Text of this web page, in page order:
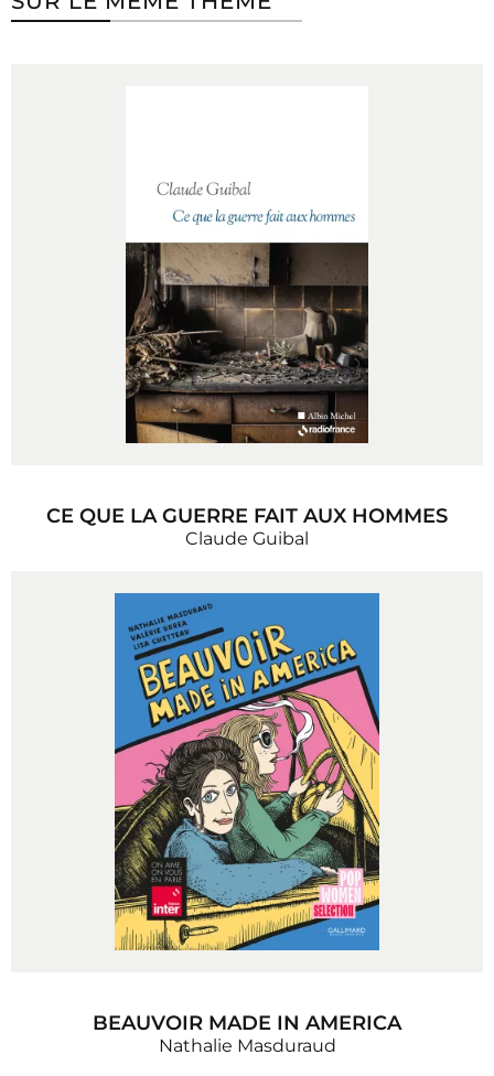
CE QUE LA GUERRE FAIT AUX HOMMES
Claude Guibal
BEAUVOIR MADE IN AMERICA
Nathalie Masduraud